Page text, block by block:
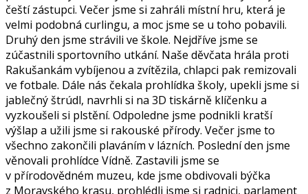
čeští zástupci. Večer jsme si zahráli místní hru, která je
velmi podobná curlingu, a moc jsme se u toho pobavili.
Druhý den jsme strávili ve škole. Nejdříve jsme se
zúčastnili sportovního utkání. Naše děvčata hrála proti
Rakušankám vybíjenou a zvítězila, chlapci pak remizovali
ve fotbale. Dále nás čekala prohlídka školy, upekli jsme si
jablečný štrúdl, navrhli si na 3D tiskárně klíčenku a
vyzkoušeli si plstění. Odpoledne jsme podnikli kratší
výšlap a užili jsme si rakouské přírody. Večer jsme to
všechno zakončili plaváním v lázních. Poslední den jsme
věnovali prohlídce Vídně. Zastavili jsme se
v přírodovědném muzeu, kde jsme obdivovali býčka
z Moravského krasu, prohlédli jsme si radnici, parlament